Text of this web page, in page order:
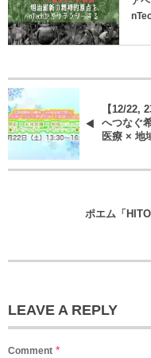
【12/22,
へつなぐ
医療 × 地
ポエム「
LEAVE A REPLY
Comment *